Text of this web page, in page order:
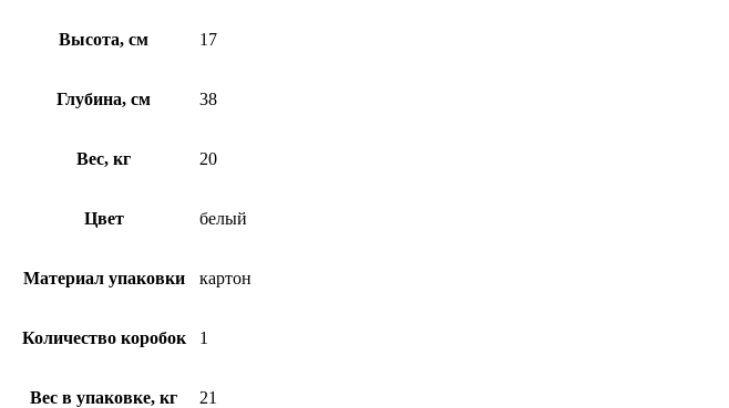
Высота, см 17
Глубина, см 38
Вес, кг 20
Цвет белый
Материал упаковки картон
Количество коробок 1
Вес в упаковке, кг 21